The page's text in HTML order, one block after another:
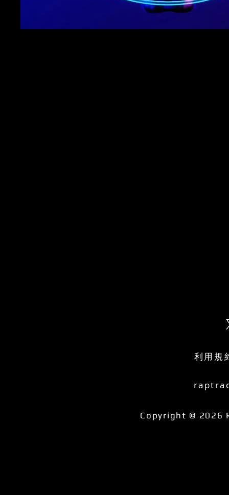
利用規
Copyright © 2026